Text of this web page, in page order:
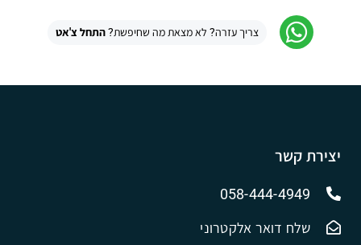
צריך עזרה? לא מצאת מה שחיפשת?התחל צ'אט
יצירת קשר
058-444-4949
שלח דואר אלקטרוני